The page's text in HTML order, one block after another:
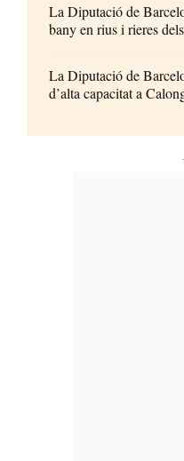
La Diputació de
bany en rius i rieres
La Diputació de
d’alta capacitat a